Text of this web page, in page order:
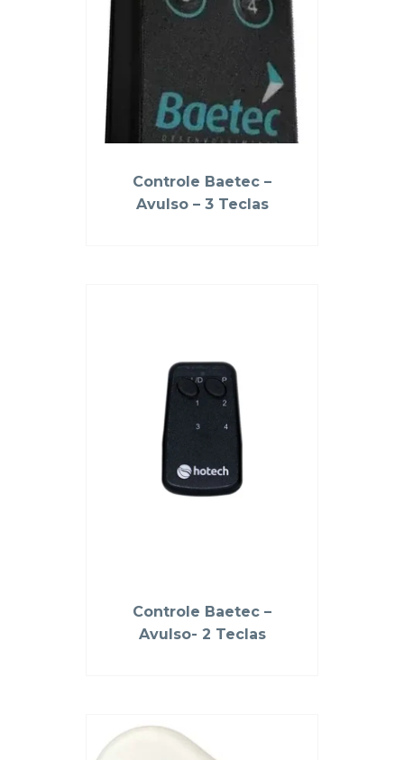
Controle Baetec –
Avulso – 3 Teclas
Controle Baetec –
Avulso- 2 Teclas